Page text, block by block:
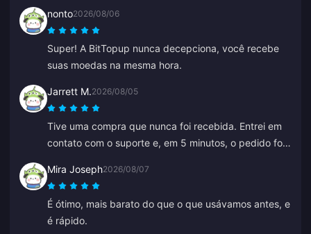
nonto2026/08/06
Super! A BitTopup nunca decepciona, você recebe
suas moedas na mesma hora.
Jarrett M.2026/08/05
Tive uma compra que nunca foi recebida. Entrei em
contato com o suporte e, em 5 minutos, o pedido foi
profissionais e educados. Recomendo este lugar a
todos para recargas.
Mira Joseph2026/08/07
É ótimo, mais barato do que o que usávamos antes, e
é rápido.